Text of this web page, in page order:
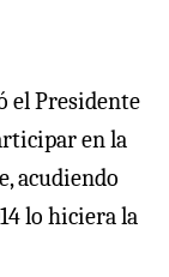
el Presidente
en la
acudiendo
lo hiciera la